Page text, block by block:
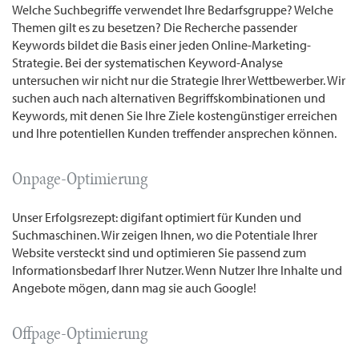
Welche Suchbegriffe verwendet Ihre Bedarfsgruppe? Welche
Themen gilt es zu besetzen? Die Recherche passender
Keywords bildet die Basis einer jeden Online-Marketing-
Strategie. Bei der systematischen Keyword-Analyse
untersuchen wir nicht nur die Strategie Ihrer Wettbewerber. Wir
suchen auch nach alternativen Begriffskombinationen und
Keywords, mit denen Sie Ihre Ziele kostengünstiger erreichen
und Ihre potentiellen Kunden treffender ansprechen können.
Onpage-Optimierung
Unser Erfolgsrezept: digifant optimiert für Kunden und
Suchmaschinen. Wir zeigen Ihnen, wo die Potentiale Ihrer
Website versteckt sind und optimieren Sie passend zum
Informationsbedarf Ihrer Nutzer. Wenn Nutzer Ihre Inhalte und
Angebote mögen, dann mag sie auch Google!
Offpage-Optimierung